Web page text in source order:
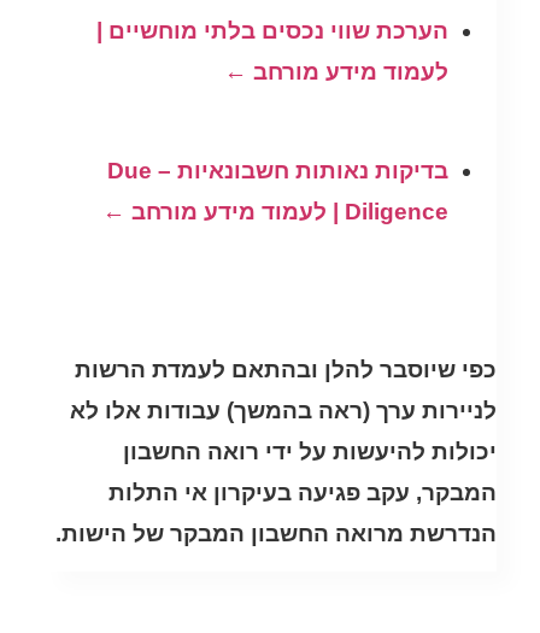
הערכת שווי נכסים בלתי מוחשיים |
לעמוד מידע מורחב ←
בדיקות נאותות חשבונאיות – Due
Diligence | לעמוד מידע מורחב ←
כפי שיוסבר להלן ובהתאם לעמדת הרשות
לניירות ערך (ראה בהמשך) עבודות אלו לא
יכולות להיעשות על ידי רואה החשבון
המבקר, עקב פגיעה בעיקרון אי התלות
הנדרשת מרואה החשבון המבקר של הישות.